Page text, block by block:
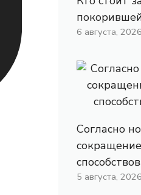
6 августа, 2026
Согласно
5 августа, 2026